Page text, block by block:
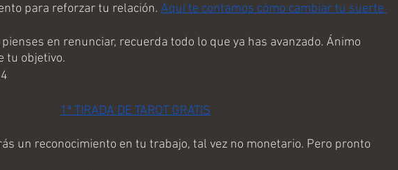
para reforzar tu relación. Aquí te contamos cómo cambiar tu suerte
pienses en renunciar, recuerda todo lo que ya has avanzado. Ánimo
tu objetivo.
1ª TIRADA DE TAROT GRATIS
un reconocimiento en tu trabajo, tal vez no monetario. Pero pronto